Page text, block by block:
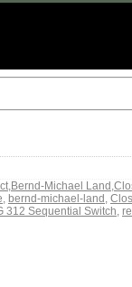
,Bernd-Michael Land ,
, bernd-michael-land ,
312 Sequential Switch,